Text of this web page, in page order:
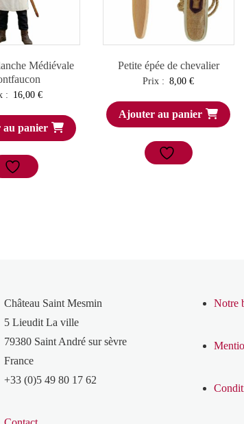
Médiévale
: 16,00 €
panier
Petite épée de chevalier
Prix : 8,00€
Ajouter au panier
Château Saint Mesmin
5 Lieudit La ville
79380 Saint André sur sèvre
France
+33 (0)5 49 80 17 62
Notre